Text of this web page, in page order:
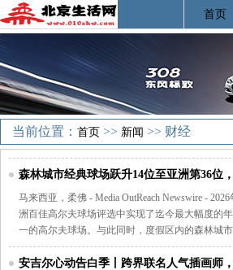
首页
当前位置： 首页 >> 新闻 >> 财经
森林城市经典球场跃升14位至亚洲第36位
马来西亚，柔佛 - Media OutReach Newswire -
洲百佳高尔夫球场评选中实现了迄今最大幅度的
一的高尔夫球场。与此同时，度假区内的森林城
安吉尔心动告白季丨跨界联名人气插画师